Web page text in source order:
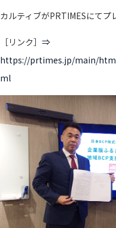
カルティブがPRTIMESにてプ
［リンク］ ⇒
https://prtimes.jp/main/
ml